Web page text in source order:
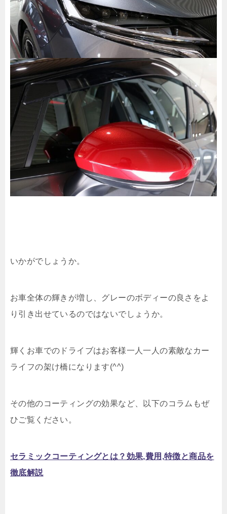
いかがでしょうか。
お車全体の輝きが増し、グレーのボディーの良さをよ
り引き出せているのではないでしょうか。
輝くお車でのドライブはお客様一人一人の素敵なカー
ライフの架け橋になります(^^)
その他のコーティングの効果など、以下のコラムもぜ
ひご覧ください。
セラミックコーティングとは？効果,費用,特徴と商品を
徹底解説